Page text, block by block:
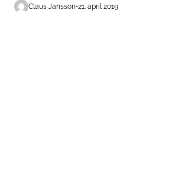
Claus Jansson•21. april 2019